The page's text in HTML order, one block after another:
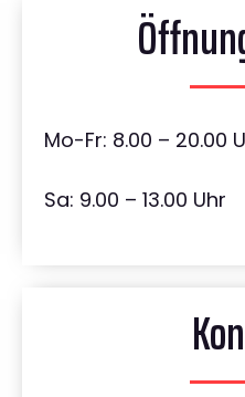
Mo-Fr: 8.00 – 20.00
Sa: 9.00 – 13.00 Uhr